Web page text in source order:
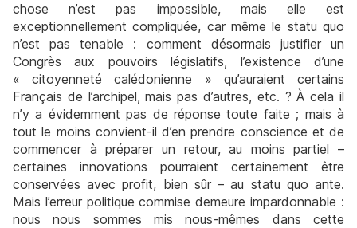
chose n’est pas impossible, mais elle est
exceptionnellement compliquée, car même le statu quo
n’est pas tenable : comment désormais justifier un
Congrès aux pouvoirs législatifs, l’existence d’une
« citoyenneté calédonienne » qu’auraient certains
Français de l’archipel, mais pas d’autres, etc. ? À cela il
n’y a évidemment pas de réponse toute faite ; mais à
tout le moins convient-il d’en prendre conscience et de
commencer à préparer un retour, au moins partiel –
certaines innovations pourraient certainement être
conservées avec profit, bien sûr – au statu quo ante.
Mais l’erreur politique commise demeure impardonnable :
nous nous sommes mis nous-mêmes dans cette